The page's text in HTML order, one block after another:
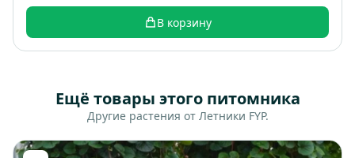
В корзину
Ещё товары этого питомника
Другие растения от Летники FYP.